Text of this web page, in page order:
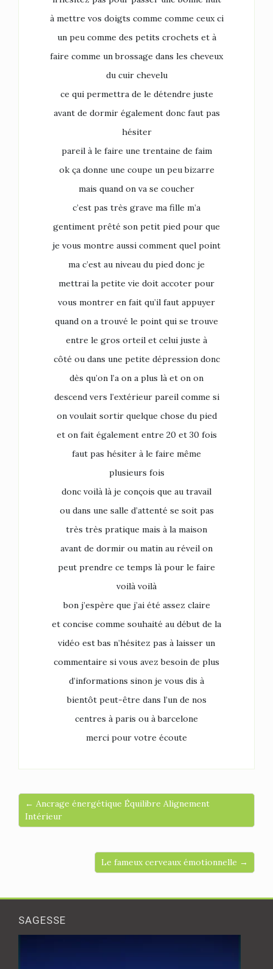
à mettre vos doigts comme comme ceux ci
un peu comme des petits crochets et à
faire comme un brossage dans les cheveux
du cuir chevelu
ce qui permettra de le détendre juste
avant de dormir également donc faut pas
hésiter
pareil à le faire une trentaine de faim
ok ça donne une coupe un peu bizarre
mais quand on va se coucher
c’est pas très grave ma fille m’a
gentiment prêté son petit pied pour que
je vous montre aussi comment quel point
ma c’est au niveau du pied donc je
mettrai la petite vie doit accoter pour
vous montrer en fait qu’il faut appuyer
quand on a trouvé le point qui se trouve
entre le gros orteil et celui juste à
côté ou dans une petite dépression donc
dès qu’on l’a on a plus là et on on
descend vers l’extérieur pareil comme si
on voulait sortir quelque chose du pied
et on fait également entre 20 et 30 fois
faut pas hésiter à le faire même
plusieurs fois
donc voilà là je conçois que au travail
ou dans une salle d’attenté se soit pas
très très pratique mais à la maison
avant de dormir ou matin au réveil on
peut prendre ce temps là pour le faire
voilà voilà
bon j’espère que j’ai été assez claire
et concise comme souhaité au début de la
vidéo est bas n’hésitez pas à laisser un
commentaire si vous avez besoin de plus
d’informations sinon je vous dis à
bientôt peut-être dans l’un de nos
centres à paris ou à barcelone
merci pour votre écoute
← Ancrage énergétique Équilibre Alignement
Intérieur
Le fameux cerveaux émotionnelle →
SAGESSE